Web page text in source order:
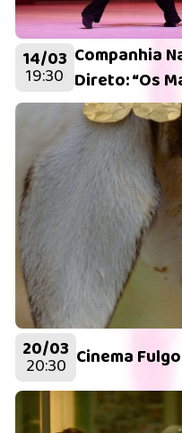
14/03
19:30
Companhia
Direto: “Os
20/03
20:30 Cinema